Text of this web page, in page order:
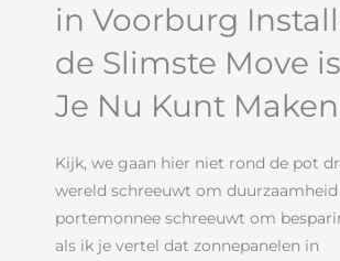
in Voorburg
de Slimste Move
Je Nu Kunt
Kijk, we gaan hier niet rond de pot
wereld schreeuwt om
portemonnee schreeuwt om
als ik je vertel dat zonnepanelen in